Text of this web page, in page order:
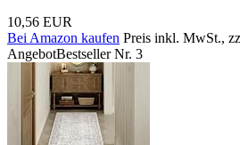
10,56 EUR
Bei Amazon kaufen Preis inkl. MwSt.,
AngebotBestseller Nr. 3